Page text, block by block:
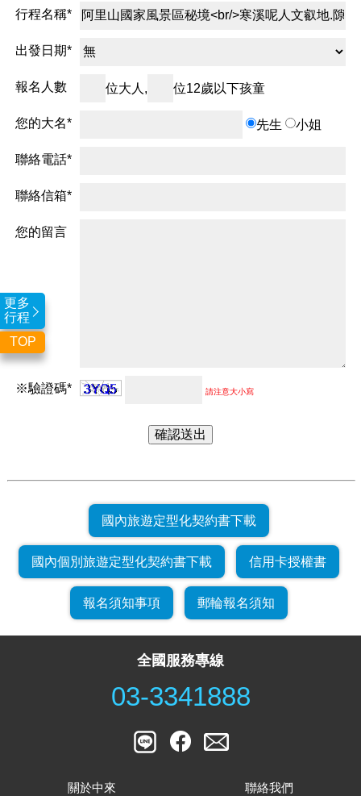
更多
行程
TOP
行程名稱*
出發日期*
報名人數 位大人, 位12歲以下孩童
您的大名* 先生 小姐
聯絡電話*
聯絡信箱*
您的留言
※驗證碼* 請注意大小寫
國內旅遊定型化契約書下載
國內個別旅遊定型化契約書下載 信用卡授權書
報名須知事項 郵輪報名須知
全國服務專線
03-3341888
關於中來
聯絡我們